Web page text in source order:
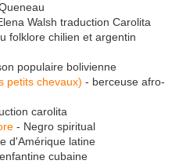
Walsh traduction Carolita
folklore chilien et argentin
populaire bolivienne
petits chevaux) - berceuse afro-
carolita
- Negro spiritual
d'Amérique latine
cubaine